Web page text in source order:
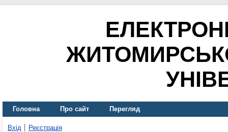
Головна Про сайт Перегляд
Вхід Реєстрація